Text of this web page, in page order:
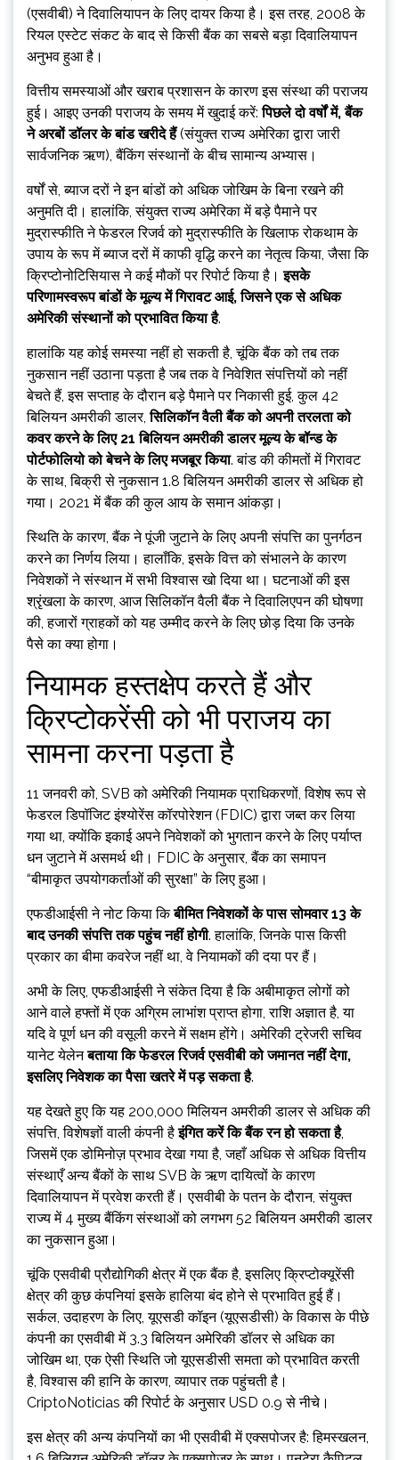
(एसवीबी) ने दिवालियापन के लिए दायर किया है। इस तरह, 2008 के
रियल एस्टेट संकट के बाद से किसी बैंक का सबसे बड़ा दिवालियापन
अनुभव हुआ है।
वित्तीय समस्याओं और खराब प्रशासन के कारण इस संस्था की पराजय
हुई। आइए उनकी पराजय के समय में खुदाई करें:पिछले दो वर्षों में, बैंक
ने अरबों डॉलर के बांड खरीदे हैं(संयुक्त राज्य अमेरिका द्वारा जारी
सार्वजनिक ऋण), बैंकिंग संस्थानों के बीच सामान्य अभ्यास।
वर्षों से, ब्याज दरों ने इन बांडों को अधिक जोखिम के बिना रखने की
अनुमति दी। हालांकि, संयुक्त राज्य अमेरिका में बड़े पैमाने पर
मुद्रास्फीति ने फेडरल रिजर्व को मुद्रास्फीति के खिलाफ रोकथाम के
उपाय के रूप में ब्याज दरों में काफी वृद्धि करने का नेतृत्व किया, जैसा कि
क्रिप्टोनोटिसियास ने कई मौकों पर रिपोर्ट किया है।इसके
परिणामस्वरूप बांडों के मूल्य में गिरावट आई, जिसने एक से अधिक
अमेरिकी संस्थानों को प्रभावित किया है.
हालांकि यह कोई समस्या नहीं हो सकती है, चूंकि बैंक को तब तक
नुकसान नहीं उठाना पड़ता है जब तक वे निवेशित संपत्तियों को नहीं
बेचते हैं, इस सप्ताह के दौरान बड़े पैमाने पर निकासी हुई, कुल 42
बिलियन अमरीकी डालर,सिलिकॉन वैली बैंक को अपनी तरलता को
कवर करने के लिए 21 बिलियन अमरीकी डालर मूल्य के बॉन्ड के
पोर्टफोलियो को बेचने के लिए मजबूर किया. बांड की कीमतों में गिरावट
के साथ, बिक्री से नुकसान 1.8 बिलियन अमरीकी डालर से अधिक हो
गया। 2021 में बैंक की कुल आय के समान आंकड़ा।
स्थिति के कारण, बैंक ने पूंजी जुटाने के लिए अपनी संपत्ति का पुनर्गठन
करने का निर्णय लिया। हालाँकि, इसके वित्त को संभालने के कारण
निवेशकों ने संस्थान में सभी विश्वास खो दिया था। घटनाओं की इस
श्रृंखला के कारण, आज सिलिकॉन वैली बैंक ने दिवालिएपन की घोषणा
की, हजारों ग्राहकों को यह उम्मीद करने के लिए छोड़ दिया कि उनके
पैसे का क्या होगा।
नियामक हस्तक्षेप करते हैं और
क्रिप्टोकरेंसी को भी पराजय का
सामना करना पड़ता है
11 जनवरी को, SVB को अमेरिकी नियामक प्राधिकरणों, विशेष रूप से
फेडरल डिपॉजिट इंश्योरेंस कॉरपोरेशन (FDIC) द्वारा जब्त कर लिया
गया था, क्योंकि इकाई अपने निवेशकों को भुगतान करने के लिए पर्याप्त
धन जुटाने में असमर्थ थी। FDIC के अनुसार, बैंक का समापन
“बीमाकृत उपयोगकर्ताओं की सुरक्षा” के लिए हुआ।
एफडीआईसी ने नोट किया किबीमित निवेशकों के पास सोमवार 13 के
बाद उनकी संपत्ति तक पहुंच नहीं होगी. हालांकि, जिनके पास किसी
प्रकार का बीमा कवरेज नहीं था, वे नियामकों की दया पर हैं।
अभी के लिए, एफडीआईसी ने संकेत दिया है कि अबीमाकृत लोगों को
आने वाले हफ्तों में एक अग्रिम लाभांश प्राप्त होगा, राशि अज्ञात है, या
यदि वे पूर्ण धन की वसूली करने में सक्षम होंगे। अमेरिकी ट्रेजरी सचिव
यानेट येलेनबताया कि फेडरल रिजर्व एसवीबी को जमानत नहीं देगा,
इसलिए निवेशक का पैसा खतरे में पड़ सकता है.
यह देखते हुए कि यह 200,000 मिलियन अमरीकी डालर से अधिक की
संपत्ति, विशेषज्ञों वाली कंपनी हैइंगित करें कि बैंक रन हो सकता है,
जिसमें एक डोमिनोज़ प्रभाव देखा गया है, जहाँ अधिक से अधिक वित्तीय
संस्थाएँ अन्य बैंकों के साथ SVB के ऋण दायित्वों के कारण
दिवालियापन में प्रवेश करती हैं। एसवीबी के पतन के दौरान, संयुक्त
राज्य में 4 मुख्य बैंकिंग संस्थाओं को लगभग 52 बिलियन अमरीकी डालर
का नुकसान हुआ।
चूंकि एसवीबी प्रौद्योगिकी क्षेत्र में एक बैंक है, इसलिए क्रिप्टोक्यूरेंसी
क्षेत्र की कुछ कंपनियां इसके हालिया बंद होने से प्रभावित हुई हैं।
सर्कल, उदाहरण के लिए, यूएसडी कॉइन (यूएसडीसी) के विकास के पीछे
कंपनी का एसवीबी में 3.3 बिलियन अमेरिकी डॉलर से अधिक का
जोखिम था, एक ऐसी स्थिति जो यूएसडीसी समता को प्रभावित करती
है, विश्वास की हानि के कारण, व्यापार तक पहुंचती है।
CriptoNoticias की रिपोर्ट के अनुसार USD 0.9 से नीचे।
इस क्षेत्र की अन्य कंपनियों का भी एसवीबी में एक्सपोजर है: हिमस्खलन,